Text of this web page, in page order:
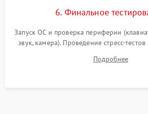
6. Финальное
Запуск ОС и проверка периферии
звук, камера). Проведение стресс-
для контроля температурного режима
системы под пиковой
Подробнее